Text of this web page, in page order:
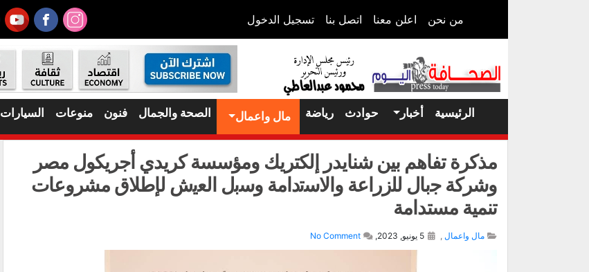
من نحن اعلن معنا اتصل بنا تسجيل الدخول
الرئيسية أخبار حوادث رياضة مال واعمال الصحة والجمال فنون منوعات السيارات
مذكرة تفاهم بين شنايدر إلكتريك ومؤسسة كريدي أجريكول مصر
وشركة ﺟﺑﺎل ﻟﻠزراﻋﺔ واﻻﺳﺗداﻣﺔ وﺳﺑل اﻟﻌﯾش لإطلاق مشروعات
تنمية مستدامة
مال واعمال ,
No Comment